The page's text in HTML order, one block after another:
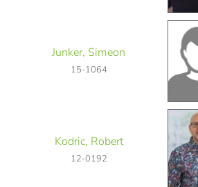
Junker, Simeon
15-1064
Kodric, Robert
12-0192